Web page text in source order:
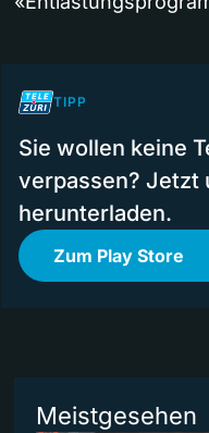
TIPP
Sie wollen keine
verpassen? Jetzt
herunterladen.
Zum Play Store
Meistgesehen